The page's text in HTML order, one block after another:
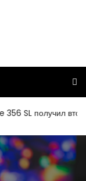
вторую жизнь